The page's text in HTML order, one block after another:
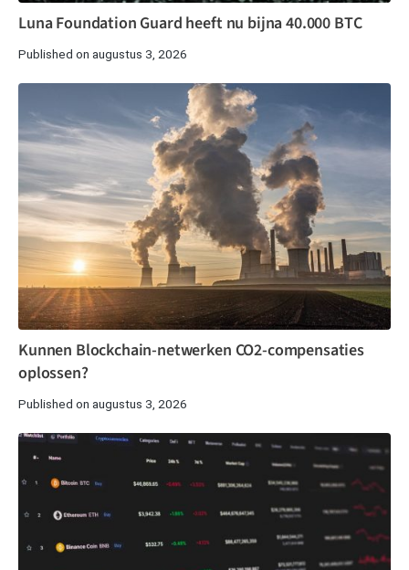
Luna Foundation Guard heeft nu bijna 40.000 BTC
Published on augustus 3, 2026
Kunnen Blockchain-netwerken CO2-compensaties
oplossen?
Published on augustus 3, 2026